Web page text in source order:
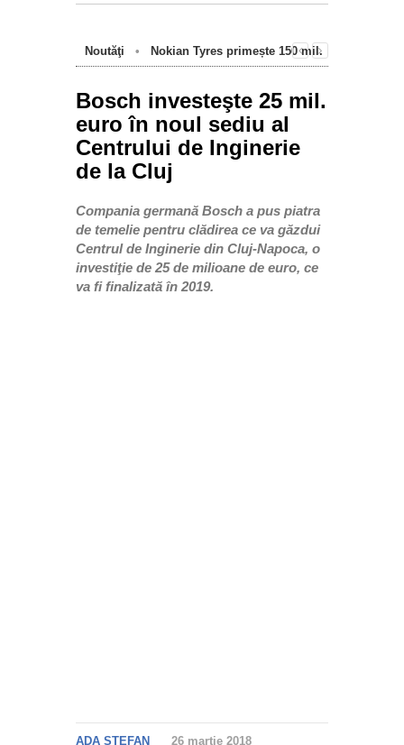
Noutăţi •
Nokian Tyres primește 150 mil.
cu emisii zero de la Oradea
Bosch investeşte 25 mil.
euro în noul sediu al
Centrului de Inginerie
de la Cluj
Compania germană Bosch a pus piatra
de temelie pentru clădirea ce va găzdui
Centrul de Inginerie din Cluj-Napoca, o
investiţie de 25 de milioane de euro, ce
va fi finalizată în 2019.
ADA ŞTEFAN 26 martie 2018